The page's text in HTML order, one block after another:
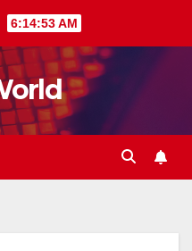
6:14:54 AM